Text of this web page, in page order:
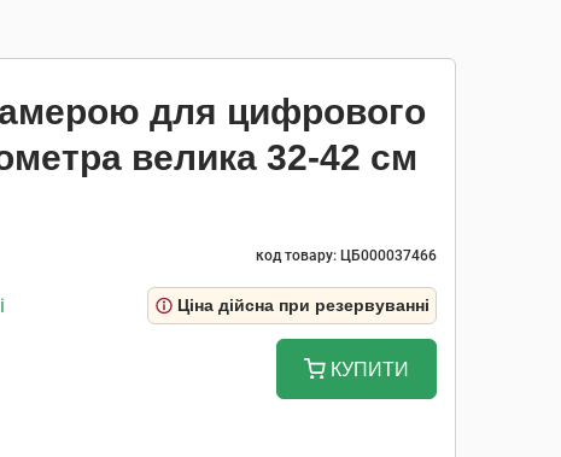
для цифрового
велика 32-42 см
код товару: ЦБ000037466
Ціна дійсна при резервуванні
КУПИТИ